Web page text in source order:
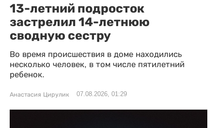
13-летний подросток
застрелил 14-летнюю
сводную сестру
Во время происшествия в доме находились
несколько человек, в том числе пятилетний
ребенок.
Анастасия Цирулик 07.08.2026, 01:29